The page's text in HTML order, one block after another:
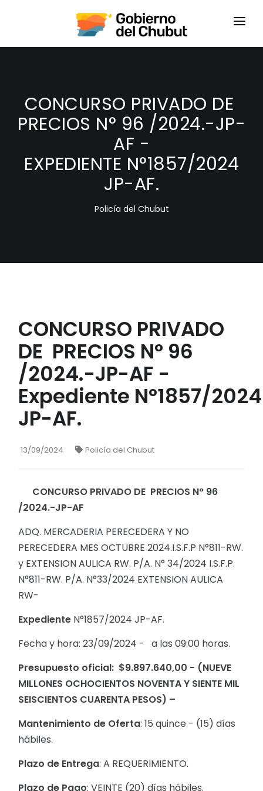
HOME
CONCURSO PRIVADO DE
PRECIOS N° 96 /2024.-JP-
AF -
EXPEDIENTE N°1857/2024
JP-AF.
Policía del Chubut
CONCURSO PRIVADO
DE PRECIOS N° 96
/2024.-JP-AF -
Expediente N°1857/2024
JP-AF.
13/09/2024 Policía del Chubut
CONCURSO PRIVADO DE PRECIOS N° 96
/2024.-JP-AF
ADQ. MERCADERIA PERECEDERA Y NO
PERECEDERA MES OCTUBRE 2024.I.S.F.P N°811-RW.
y EXTENSION AULICA RW. P/A. N° 34/2024 I.S.F.P.
N°811-RW. P/A. N°33/2024 EXTENSION AULICA
RW-
Expediente N°1857/2024 JP-AF.
Fecha y hora: 23/09/2024 - a las 09:00 horas.
Presupuesto oficial: $9.897.640,00 - (NUEVE
MILLONES OCHOCIENTOS NOVENTA Y SIENTE MIL
SEISCIENTOS CUARENTA PESOS) –
Mantenimiento de Oferta: 15 quince - (15) días
hábiles.
Plazo de Entrega: A REQUERIMIENTO.
Plazo de Pago: VEINTE (20) días hábiles.